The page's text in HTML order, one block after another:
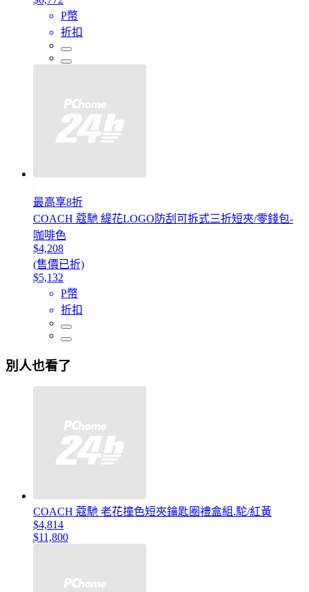
P幣
折扣
最高享8折
COACH 蔻馳 緹花LOGO防刮可拆式三折短夾/零錢包-
咖啡色
$4,208
(售價已折)
$5,132
P幣
折扣
別人也看了
COACH 蔻馳 老花撞色短夾鑰匙圈禮盒組.駝/紅黃
$4,814
$11,800